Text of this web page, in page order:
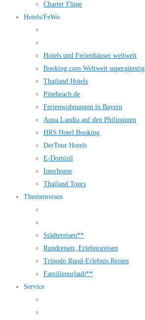
Charter Flüge
Hotels/FeWo
Hotels und Ferienhäuser weltweit
Booking.com Weltweit supergünstig
Thailand Hotels
Pinebeach.de
Ferienwohnungen in Bayern
Aqua Landia auf den Philippinen
HRS Hotel Booking
DerTour Hotels
E-Domizil
Interhome
Thailand Tours
Themenreisen
Städtereisen**
Rundreisen, Erlebnisreisen
Tripodo Rund-Erlebnis Reisen
Familienurlaub**
Service